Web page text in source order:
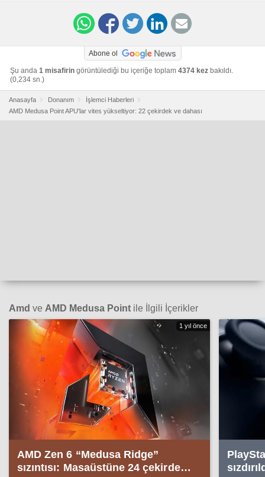
Abone ol
Şu anda 1 misafirin görüntülediği bu içeriğe toplam 4374 kez bakıldı.
(0,234 sn.)
Anasayfa Donanım
İşlemci Haberleri
AMD Medusa Point APU'lar vites yükseltiyor: 22 çekirdek ve dahası
Amd ve AMD Medusa Point ile İlgili İçerikler
1 yıl önce
AMD Zen 6 “Medusa Ridge”
sızıntısı: Masaüstüne 24 çekirdek